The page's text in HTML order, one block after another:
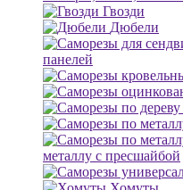
Гвозди
Дюбели
панелей
металлу с пресшайбой